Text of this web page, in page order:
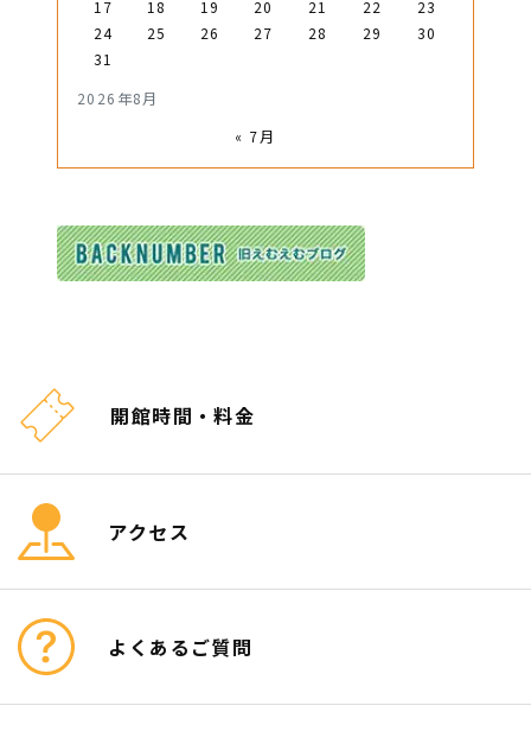
2026年8月
17
18 19 20 21 22
23
24
25 26 27 28 29
30
31
« 7月
開館時間・料金
アクセス
よくあるご質問